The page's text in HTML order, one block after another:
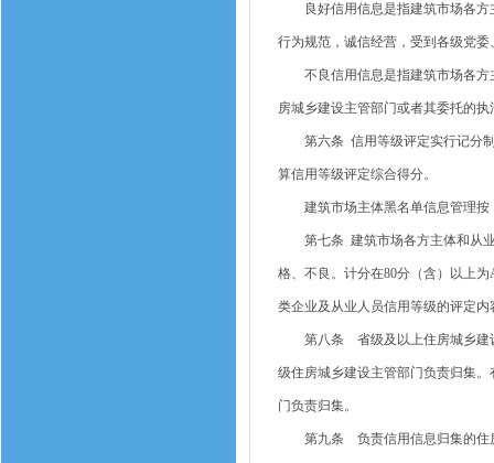
良好信用信息是指建筑市场各方
行为规范，诚信经营，受到各级党
不良信用信息是指建筑市场各方
房城乡建设主管部门或者其委托的
第六条 信用等级评定实行记分制
算信用等级评定综合得分。
建筑市场主体黑名单信息管理按
第七条 建筑市场各方主体和从业
格、不良。计分在80分（含）以上
类企业及从业人员信用等级的评定
第八条 省级及以上住房城乡建设
级住房城乡建设主管部门负责归集
门负责归集。
第九条 负责信用信息归集的住房